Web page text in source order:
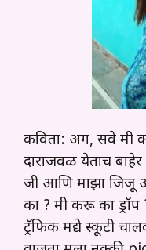
कविता: अग, सवे मी
दाराजवळ येताच
जी आणि माझा जिजू
का ? मी करू का ड्रॉप
ट्रॅफिक मद्ये स्कूटी